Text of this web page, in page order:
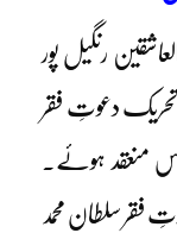
العاشقین رنگیل پور
تحریک دعوتِ فقر
منعقد ہوئے۔
فقر سلطان محمد